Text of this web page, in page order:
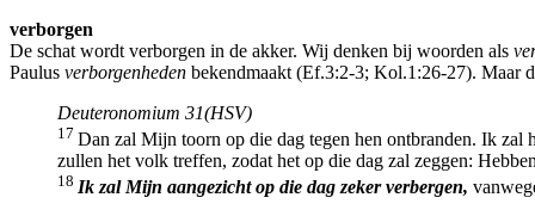
verborgen
De schat wordt verborgen in de akker. Wij denken bij woorden als
Paulus verborgenheden bekendmaakt (Ef.3:2-3; Kol.1:26-27). Maar
Deuteronomium 31(HSV)
17 Dan zal Mijn toorn op die dag tegen hen ontbranden. Ik zal
zullen het volk treffen, zodat het op die dag zal zeggen:
18 Ik zal Mijn aangezicht op die dag zeker verbergen,